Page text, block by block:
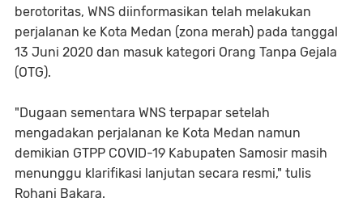
berotoritas, WNS diinformasikan telah melakukan
perjalanan ke Kota Medan (zona merah) pada tanggal
13 Juni 2020 dan masuk kategori Orang Tanpa Gejala
(OTG).
"Dugaan sementara WNS terpapar setelah
mengadakan perjalanan ke Kota Medan namun
demikian GTPP COVID-19 Kabupaten Samosir masih
menunggu klarifikasi lanjutan secara resmi," tulis
Rohani Bakara.